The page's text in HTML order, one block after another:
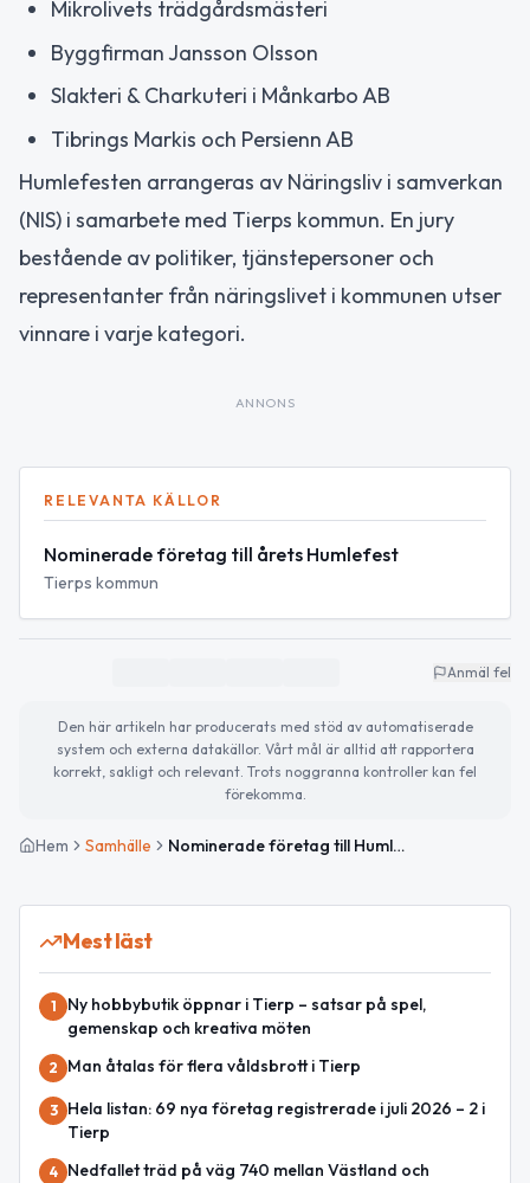
Mikrolivets trädgårdsmästeri
Byggfirman Jansson Olsson
Slakteri & Charkuteri i Månkarbo AB
Tibrings Markis och Persienn AB
Humlefesten arrangeras av Näringsliv i samverkan
(NIS) i samarbete med Tierps kommun. En jury
bestående av politiker, tjänstepersoner och
representanter från näringslivet i kommunen utser
vinnare i varje kategori.
ANNONS
RELEVANTA KÄLLOR
Nominerade företag till årets Humlefest
Tierps kommun
Anmäl fel
Den här artikeln har producerats med stöd av automatiserade
system och externa datakällor. Vårt mål är alltid att rapportera
korrekt, sakligt och relevant. Trots noggranna kontroller kan fel
förekomma.
Hem Samhälle Nominerade företag till Humlefesten 2026 i Tierp
Mest läst
1
Ny hobbybutik öppnar i Tierp – satsar på spel,
gemenskap och kreativa möten
2 Man åtalas för flera våldsbrott i Tierp
3
Hela listan: 69 nya företag registrerade i juli 2026 – 2 i
Tierp
4 Nedfallet träd på väg 740 mellan Västland och